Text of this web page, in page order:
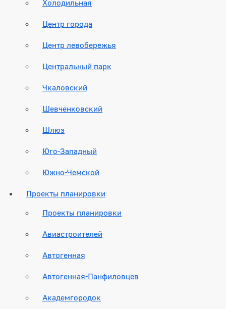
Холодильная
Центр города
Центр левобережья
Центральный парк
Чкаловский
Шевченковский
Шлюз
Юго-Западный
Южно-Чемской
Проекты планировки
Проекты планировки
Авиастроителей
Автогенная
Автогенная-Панфиловцев
Академгородок